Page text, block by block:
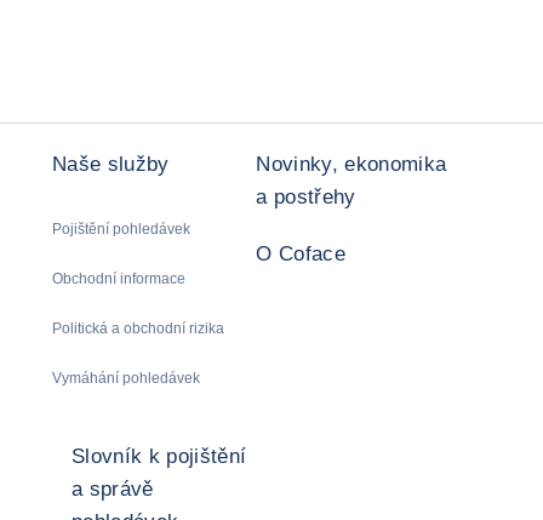
Naše služby
Pojištění pohledávek
Obchodní informace
Politická a obchodní rizika
Vymáhání pohledávek
Novinky, ekonomika
a postřehy
O Coface
Slovník k pojištění
a správě